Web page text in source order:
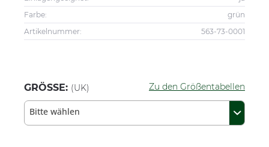
Farbe:
grün
Artikelnummer:
563-73-0001
GRÖSSE: (UK) Zu den Größentabellen
Bitte wählen